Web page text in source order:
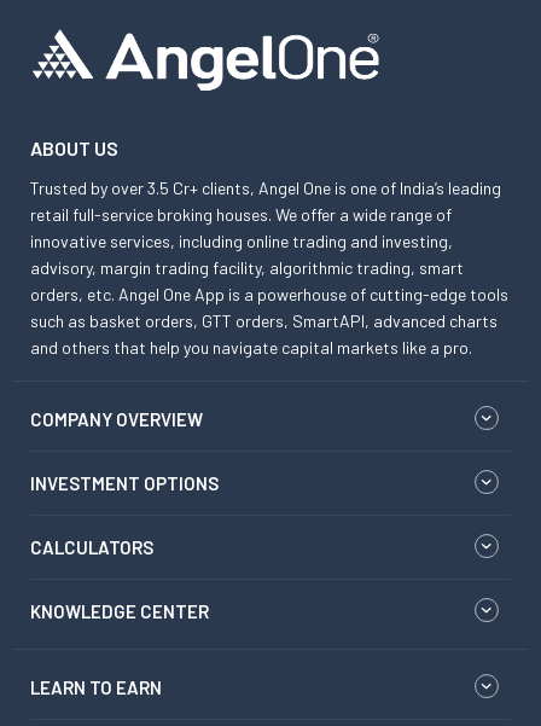
ABOUT US
Trusted by over 3.5 Cr+ clients, Angel One is one of India’s leading
retail full-service broking houses. We offer a wide range of
innovative services, including online trading and investing,
advisory, margin trading facility, algorithmic trading, smart
orders, etc. Angel One App is a powerhouse of cutting-edge tools
such as basket orders, GTT orders, SmartAPI, advanced charts
and others that help you navigate capital markets like a pro.
COMPANY OVERVIEW
INVESTMENT OPTIONS
CALCULATORS
KNOWLEDGE CENTER
LEARN TO EARN